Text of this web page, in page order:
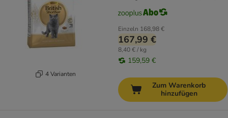
4 Varianten
Einzeln 168,98 €
167,99 €
8,40 € / kg
159,59 €
Zum Warenkorb
hinzufügen